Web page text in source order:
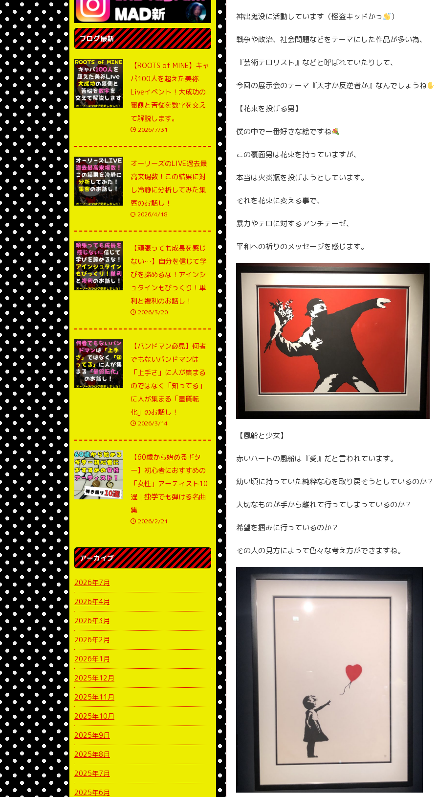
神出鬼没に活動しています（怪盗キッドかっ ）
戦争や政治、社会問題などをテーマにした作品が多い為、
『芸術テロリスト』などと呼ばれていたりして、
今回の展示会のテーマ『天才か反逆者か』なんでしょうね
【花束を投げる男】
僕の中で一番好きな絵ですね
この覆面男は花束を持っていますが、
本当は火炎瓶を投げようとしています。
それを花束に変える事で、
暴力やテロに対するアンチテーゼ、
平和への祈りのメッセージを感じます。
【風船と少女】
赤いハートの風船は『愛』だと言われています。
幼い頃に持っていた純粋な心を取り戻そうとしているのか？
大切なものが手から離れて行ってしまっているのか？
希望を掴みに行っているのか？
その人の見方によって色々な考え方ができますね。
ブログ最新
【ROOTS of MINE】キャ
パ100人を超えた美祢
Liveイベント！大成功の
裏側と苦悩を数字を交え
て解説します。
2026/7/31
オーリーズのLIVE過去最
高来場数！この結果に対
し冷静に分析してみた集
客のお話し！
2026/4/18
【頑張っても成長を感じ
ない…】自分を信じて学
びを諦めるな！アインシ
ュタインもびっくり！単
利と複利のお話し！
2026/3/20
【バンドマン必見】何者
でもないバンドマンは
「上手さ」に人が集まる
のではなく「知ってる」
に人が集まる「量質転
化」のお話し！
2026/3/14
【60歳から始めるギタ
ー】初心者におすすめの
「女性」アーティスト10
選｜独学でも弾ける名曲
集
2026/2/21
アーカイブ
2026年7月
2026年4月
2026年3月
2026年2月
2026年1月
2025年12月
2025年11月
2025年10月
2025年9月
2025年8月
2025年7月
2025年6月